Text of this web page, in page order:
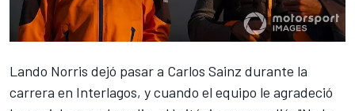
Lando Norris dejó pasar a Carlos Sainz durante la
carrera en Interlagos, y cuando el equipo le agradeció